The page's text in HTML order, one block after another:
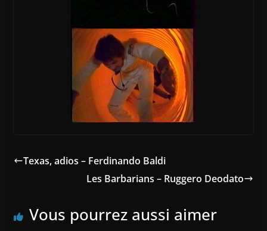
Texas, adios – Ferdinando Baldi
Les Barbarians – Ruggero Deodato
Vous pourrez aussi aimer